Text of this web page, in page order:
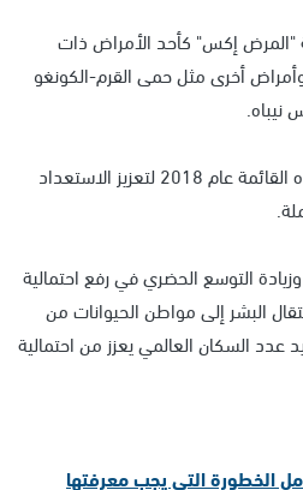
"المرض إكس" كأحد الأمراض ذات
إلى جانب كوفيد-19 وأمراض أخرى مثل حمى القرم-الكونغو
نيباه.
تم إدراج "المرض إكس" في هذه القائمة عام 2018 لتعزيز الاستعداد
التوسع الحضري في رفع احتمالية
البشر إلى مواطن الحيوانات من
عدد السكان العالمي يعزز من احتمالية
الخطورة التي يجب معرفتها